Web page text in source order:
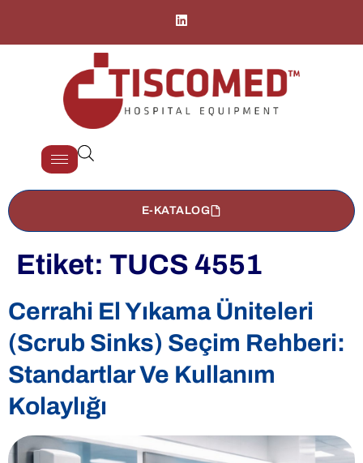
E-KATALOG
Etiket: TUCS 4551
Cerrahi El Yıkama Üniteleri
(Scrub Sinks) Seçim Rehberi:
Standartlar Ve Kullanım
Kolaylığı